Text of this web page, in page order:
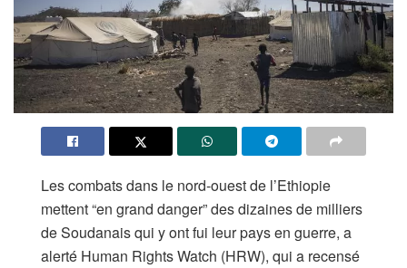
Les combats dans le nord-ouest de l’Ethiopie
mettent “en grand danger” des dizaines de milliers
de Soudanais qui y ont fui leur pays en guerre, a
alerté Human Rights Watch (HRW), qui a recensé